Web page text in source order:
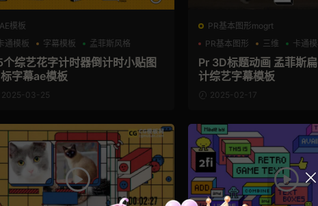
AE模板
通模板
字幕模板 孟菲斯风格
个综艺花字计时器倒计时小贴图
字幕ae模板
2025-03-25
PR基本图形mogrt
PR基本图形
三维 卡通
Pr 3D标题动画 孟菲斯
计综艺字幕模板
2025-02-17